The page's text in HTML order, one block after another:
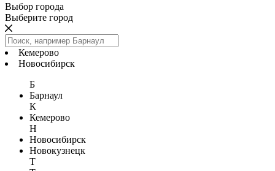
Выбор города
Выберите город
Кемерово
Новосибирск
Б
Барнаул
К
Кемерово
Н
Новосибирск
Новокузнецк
Т